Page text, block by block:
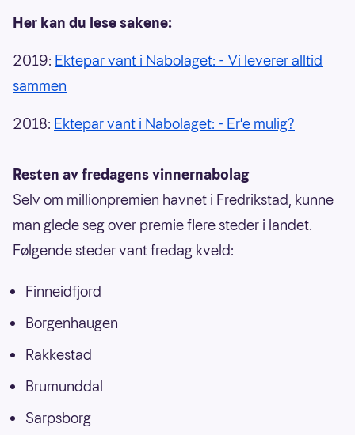
Her kan du lese sakene:
2019: Ektepar vant i Nabolaget: - Vi leverer alltid
sammen
2018: Ektepar vant i Nabolaget: - Er'e mulig?
Resten av fredagens vinnernabolag
Selv om millionpremien havnet i Fredrikstad, kunne
man glede seg over premie flere steder i landet.
Følgende steder vant fredag kveld:
Finneidfjord
Borgenhaugen
Rakkestad
Brumunddal
Sarpsborg